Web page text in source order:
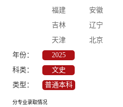
福建
安徽
吉林
辽宁
天津
北京
年份：
2025
科类：
文史
类型：
普通本科
分专业录取情况